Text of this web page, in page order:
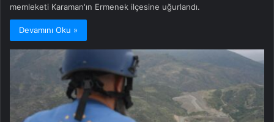
memleketi Karaman'ın Ermenek ilçesine uğurlandı.
Devamını Oku »